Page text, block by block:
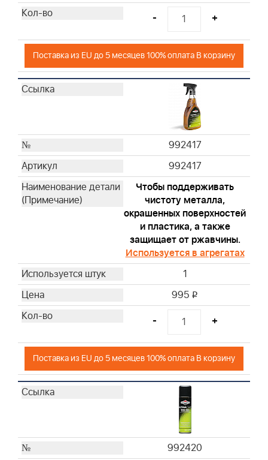
- +
Поставка из EU до 5 месяцев 100% оплата В корзину
992417
992417
Чтобы поддерживать
чистоту металла,
окрашенных поверхностей
и пластика, а также
защищает от ржавчины.
Используется в агрегатах
1
995 i
- +
Поставка из EU до 5 месяцев 100% оплата В корзину
992420